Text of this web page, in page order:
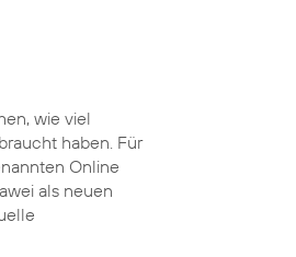
wie viel
haben. Für
Online
als neuen